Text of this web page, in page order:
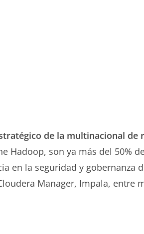
de la multinacional de
Hadoop, son ya más del 50%
en la seguridad y gobernanza
Manager, Impala, entre